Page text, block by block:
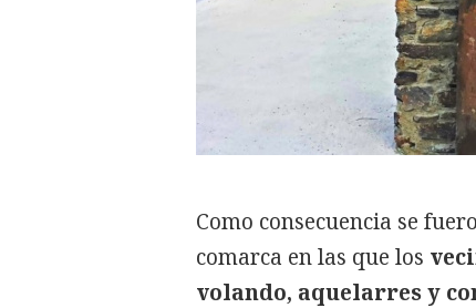
Como consecuencia se
comarca en las que los
volando, aquelarres y